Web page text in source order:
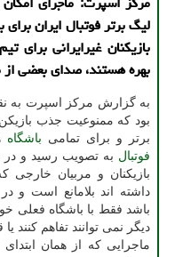
لیگ برتر فوتبال ایران
بازیكنان غیرایرانی برای
بهره هستند، صدای بعضی از
به گزارش مرکز اسپرت به
بود که ممنوعیت جذب
برتر و برای تمامی باشگاه
فوتبال به تصویب رسید و در
بازیکنان و مربیان خارجی
داشته اند بلامانع است و در
باشد فقط با باشگاه فعلی
دیگر نمی توانند تفاهم کنند
ماجرایی که از همان